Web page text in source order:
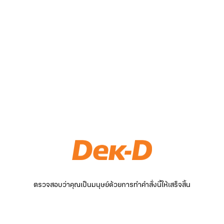
ตรวจสอบว่าคุณเป็นมนุษย์ด้วยการทำคำสั่งนี้ให้เสร็จสิ้น